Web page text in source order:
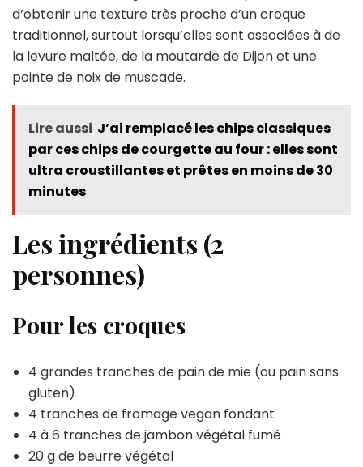
d’obtenir une texture très proche d’un croque
traditionnel, surtout lorsqu’elles sont associées à de
la levure maltée, de la moutarde de Dijon et une
pointe de noix de muscade.
Lire aussi J’ai remplacé les chips classiques
par ces chips de courgette au four : elles sont
ultra croustillantes et prêtes en moins de 30
minutes
Les ingrédients (2
personnes)
Pour les croques
4 grandes tranches de pain de mie (ou pain sans
gluten)
4 tranches de fromage vegan fondant
4 à 6 tranches de jambon végétal fumé
20 g de beurre végétal